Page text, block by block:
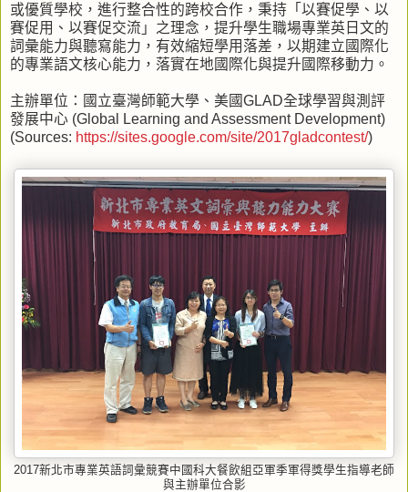
或優質學校，進行整合性的跨校合作，秉持「以賽促學、以
賽促用、以賽促交流」之理念，提升學生職場專業英日文的
詞彙能力與聽寫能力，有效縮短學用落差，以期建立國際化
的專業語文核心能力，落實在地國際化與提升國際移動力。
主辦單位：國立臺灣師範大學、美國GLAD全球學習與測評
發展中心 (Global Learning and Assessment Development)
(Sources: https://sites.google.com/site/2017gladcontest/)
2017新北市專業英語詞彙競賽中國科大餐飲組亞軍季軍得獎學生指導老師
與主辦單位合影